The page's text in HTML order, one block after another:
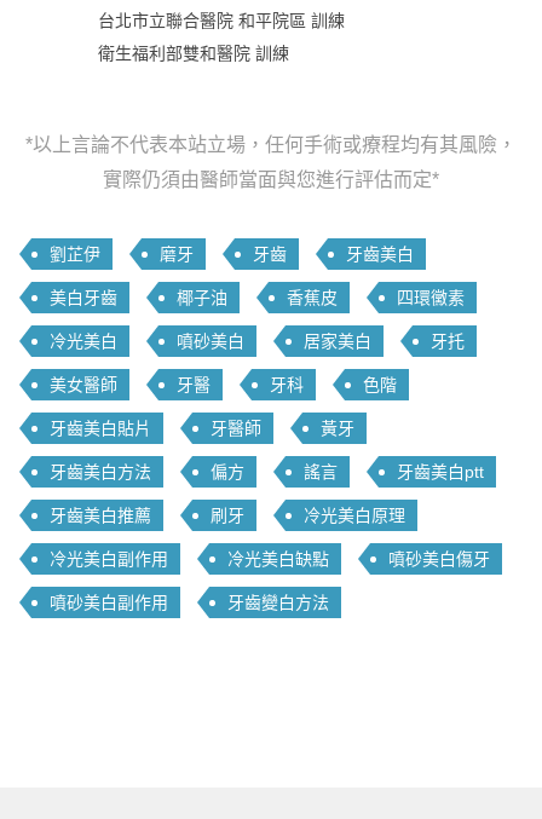
台北市立聯合醫院 和平院區 訓練
衛生福利部雙和醫院 訓練
*以上言論不代表本站立場，任何手術或療程均有其風險，
實際仍須由醫師當面與您進行評估而定*
劉芷伊 磨牙 牙齒 牙齒美白
美白牙齒 椰子油 香蕉皮 四環黴素
冷光美白 噴砂美白 居家美白 牙托
美女醫師 牙醫 牙科 色階
牙齒美白貼片 牙醫師 黃牙
牙齒美白方法 偏方 謠言 牙齒美白ptt
牙齒美白推薦 刷牙 冷光美白原理
冷光美白副作用 冷光美白缺點 噴砂美白傷牙
噴砂美白副作用 牙齒變白方法